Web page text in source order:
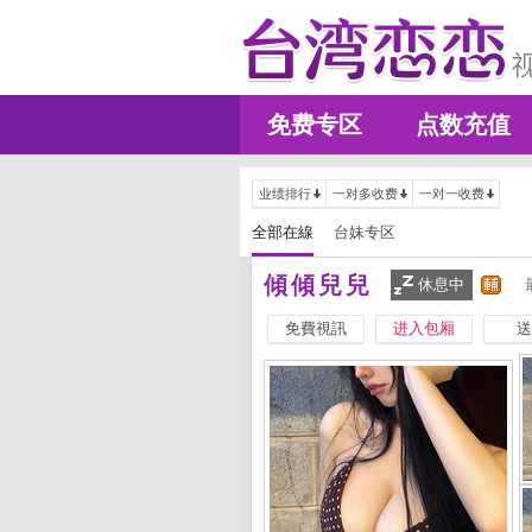
免费专区 点数充值
业绩排行 一对多收费 一对一收费
全部在線 台妹专区
傾傾兒兒 休息中
免費視訊 进入包厢